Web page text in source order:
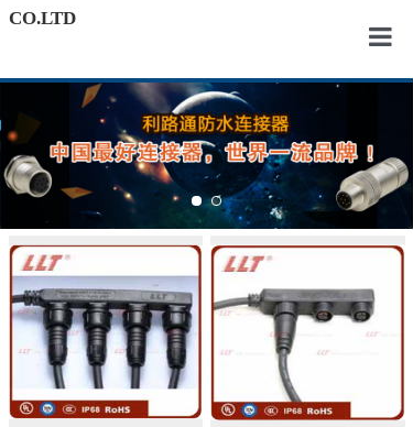
CO.LTD
首页
关于我们
研发中心
新闻中心
产品中心
光伏新能源连接器
联系我们